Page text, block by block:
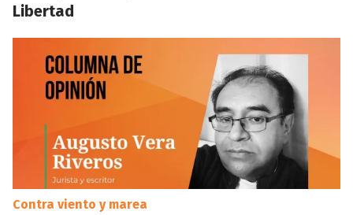
Libertad
Contra viento y marea